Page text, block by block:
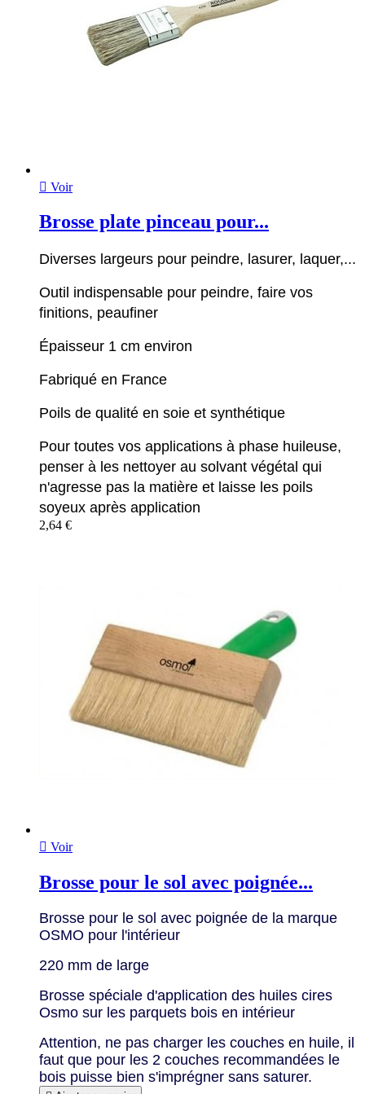
 Voir
Brosse plate pinceau pour...
Diverses largeurs pour peindre, lasurer, laquer,...
Outil indispensable pour peindre, faire vos
finitions, peaufiner
Épaisseur 1 cm environ
Fabriqué en France
Poils de qualité en soie et synthétique
Pour toutes vos applications à phase huileuse,
penser à les nettoyer au solvant végétal qui
n'agresse pas la matière et laisse les poils
soyeux après application
2,64 €
 Voir
Brosse pour le sol avec poignée...
Brosse pour le sol avec poignée de la marque
OSMO pour l'intérieur
220 mm de large
Brosse spéciale d'application des huiles cires
Osmo sur les parquets bois en intérieur
Attention, ne pas charger les couches en huile, il
faut que pour les 2 couches recommandées le
bois puisse bien s'imprégner sans saturer.